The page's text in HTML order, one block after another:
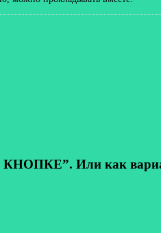
Или как